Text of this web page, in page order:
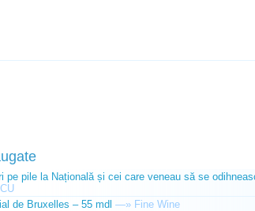
pe pile la Națională și cei care veneau să se
de Bruxelles – 55 mdl —» Fine Wine